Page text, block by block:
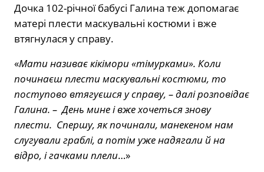
Дочка 102-річної бабусі Галина теж допомагає
матері плести маскувальні костюми і вже
втягнулася у справу.
«Мати називає кікімори «тімурками». Коли
починаєш плести маскувальні костюми, то
поступово втягуєшся у справу, – далі розповідає
Галина. – День мине і вже хочеться знову
плести. Спершу, як починали, манекеном нам
слугували граблі, а потім уже надягали й на
відро, і гачками плели…»